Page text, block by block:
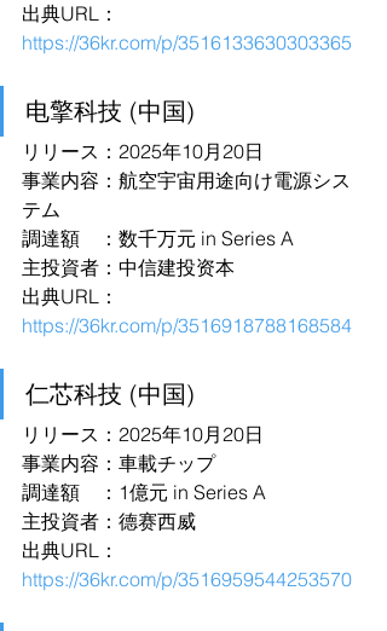
出典URL：
https://36kr.com/p/3516133630303365
电擎科技 (中国)
リリース：2025年10月20日
事業内容：航空宇宙用途向け電源シス
テム
調達額　：数千万元 in Series A
主投資者：中信建投资本
出典URL：
https://36kr.com/p/3516918788168584
仁芯科技 (中国)
リリース：2025年10月20日
事業内容：車載チップ
調達額　：1億元 in Series A
主投資者：德赛西威
出典URL：
https://36kr.com/p/3516959544253570